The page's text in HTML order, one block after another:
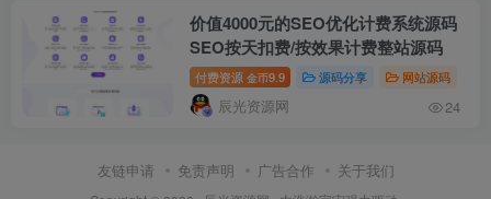
价值4000元的SEO优化计费系统源码
SEO按天扣费/按效果计费整站源码
付费资源 金币9.9 源码分享 网站源码
辰光资源网 24
友链申请 免责声明 广告合作 关于我们